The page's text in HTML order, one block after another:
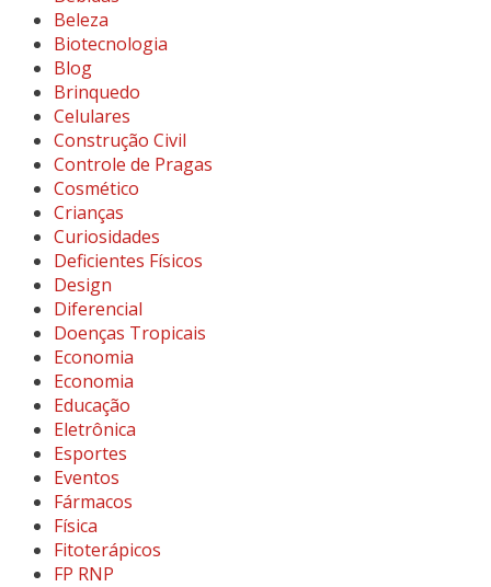
Beleza
Biotecnologia
Blog
Brinquedo
Celulares
Construção Civil
Controle de Pragas
Cosmético
Crianças
Curiosidades
Deficientes Físicos
Design
Diferencial
Doenças Tropicais
Economia
Economia
Educação
Eletrônica
Esportes
Eventos
Fármacos
Física
Fitoterápicos
FP RNP